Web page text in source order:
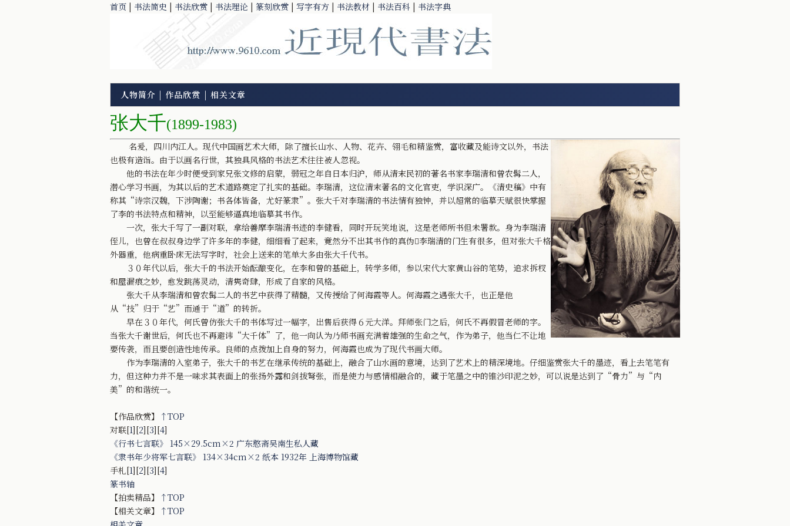
首页 | 书法简史 | 书法欣赏 | 书法理论 | 篆刻欣赏 | 写字有方 | 书法教材 | 书法百科 | 书法字典
人物简介 | 作品欣赏 | 相关文章
张大千(1899-1983)
名爰，四川内江人。现代中国画艺术大师，除了擅长山水、人物、花卉、翎毛和精鉴赏，富收藏及能诗文以外，书法
也极有造诣。由于以画名行世，其独具风格的书法艺术往往被人忽视。
他的书法在年少时便受到家兄张文修的启蒙，弱冠之年自日本归沪，师从清末民初的著名书家李瑞清和曾农髯二人，
潜心学习书画，为其以后的艺术道路奠定了扎实的基础。李瑞清，这位清末著名的文化官吏，学识深广。《清史稿》中有
称其“诗宗汉魏，下涉陶谢；书各体皆备，尤好篆隶”。张大千对李瑞清的书法情有独钟，并以超常的临摹天赋很快掌握
了李的书法特点和精神，以至能够逼真地临摹其书作。
一次，张大千写了一副对联，拿给善摩李瑞清书迹的李健看，同时开玩笑地说，这是老师所书但未署款。身为李瑞清
侄儿，也曾在叔叔身边学了许多年的李健，细细看了起来，竟然分不出其书作的真伪李瑞清的门生有很多，但对张大千格
外器重，他病重卧床无法写字时，社会上送来的笔单大多由张大千代书。
３０年代以后，张大千的书法开始酝酿变化，在李和曾的基础上，转学多师，参以宋代大家黄山谷的笔势，追求拆杈
和屋漏痕之妙，愈发跳荡灵动，清隽奇肆，形成了自家的风格。
张大千从李瑞清和曾农髯二人的书艺中获得了精髓，又传授给了何海霞等人。何海霞之遇张大千，也正是他
从“技”归于“艺”而通于“道”的转折。
早在３０年代，何氏曾仿张大千的书体写过一幅字，出售后获得６元大洋。拜师张门之后，何氏不再假冒老师的字。
当张大千谢世后，何氏也不再避讳“大千体”了，他一向认为乃师书画充满着雄强的生命之气，作为弟子，他当仁不让地
要传袭，而且要创造性地传承。良师的点拨加上自身的努力，何海霞也成为了现代书画大师。
作为李瑞清的入室弟子，张大千的书艺在继承传统的基础上，融合了山水画的意境，达到了艺术上的精深境地。仔细鉴赏张大千的墨迹，看上去笔笔有
力，但这种力并不是一味求其表面上的张扬外露和剑拔弩张，而是使力与感情相融合的，藏于笔墨之中的锥沙印泥之妙，可以说是达到了“骨力”与“内
美”的和谐统一。
【作品欣赏】 ↑TOP
对联[1][2][3][4]
《行书七言联》 145×29.5cm×2 广东憨斋吴南生私人藏
《隶书年少将军七言联》 134×34cm×2 纸本 1932年 上海博物馆藏
手札[1][2][3][4]
篆书轴
【拍卖精品】 ↑TOP
【相关文章】 ↑TOP